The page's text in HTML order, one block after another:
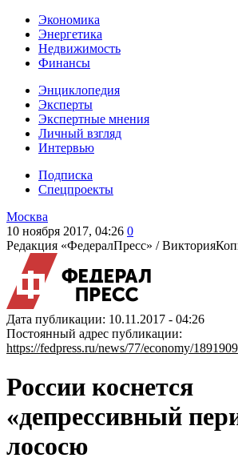
Экономика
Энергетика
Недвижимость
Финансы
Энциклопедия
Эксперты
Экспертные мнения
Личный взгляд
Интервью
Подписка
Спецпроекты
Москва
10 ноября 2017, 04:26 0
Редакция «ФедералПресс» /
Дата публикации: 10.11.2017 - 04:26
Постоянный адрес публикации:
https://fedpress.ru/news/77/economy/1891909
России коснется
«депрессивный
лососю